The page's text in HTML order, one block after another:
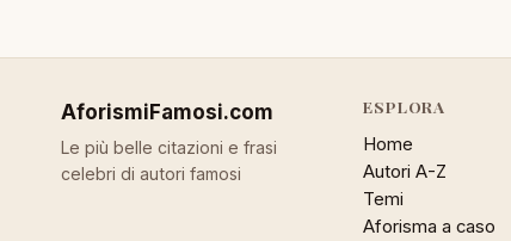
AforismiFamosi.com
Le più belle citazioni e frasi
celebri di autori famosi
ESPLORA
Home
Autori A-Z
Temi
Aforisma a caso